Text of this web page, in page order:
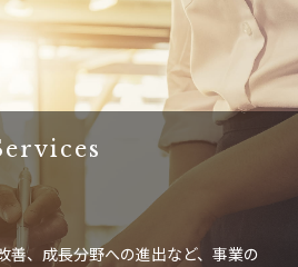
善、成長分野への進出など、事業の